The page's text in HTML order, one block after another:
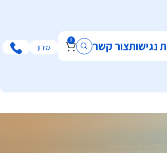
נגישותצור קשר 0
מירון